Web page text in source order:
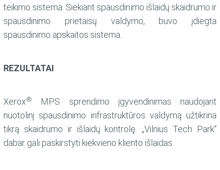
teikimo sistema. Siekiant spausdinimo išlaidų skaidrumo ir
spausdinimo prietaisų valdymo, buvo įdiegta
spausdinimo apskaitos sistema.
REZULTATAI
Xerox®
MPS sprendimo įgyvendinimas naudojant
nuotolinį spausdinimo infrastruktūros valdymą užtikrina
tikrą skaidrumo ir išlaidų kontrolę. „Vilnius Tech Park“
dabar gali paskirstyti kiekvieno kliento išlaidas.